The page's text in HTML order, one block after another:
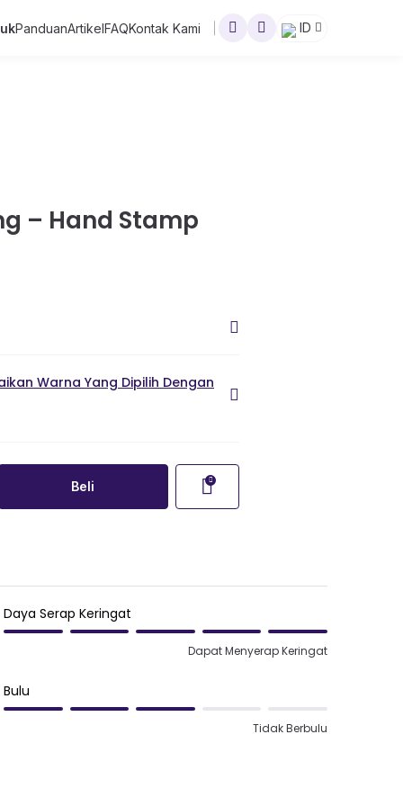
PanduanArtikelFAQKontak Kami ID
– Hand Stamp
Warna Yang Dipilih Dengan
Beli
Daya Serap Keringat
Dapat Menyerap Keringat
Bulu
Tidak Berbulu